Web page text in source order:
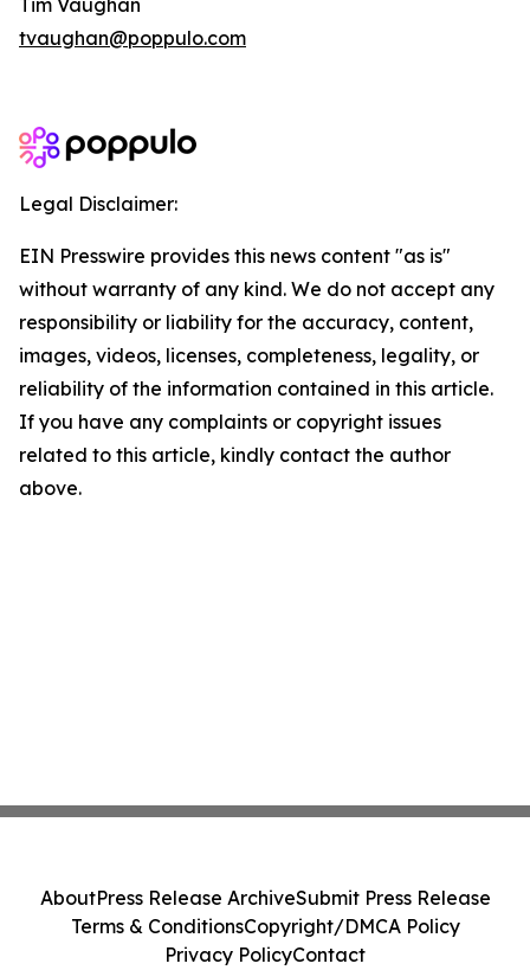
Tim Vaughan
tvaughan@poppulo.com
Legal Disclaimer:
EIN Presswire provides this news content "as is"
without warranty of any kind. We do not accept any
responsibility or liability for the accuracy, content,
images, videos, licenses, completeness, legality, or
reliability of the information contained in this article.
If you have any complaints or copyright issues
related to this article, kindly contact the author
above.
AboutPress Release ArchiveSubmit Press Release
Terms & ConditionsCopyright/DMCA Policy
Privacy PolicyContact